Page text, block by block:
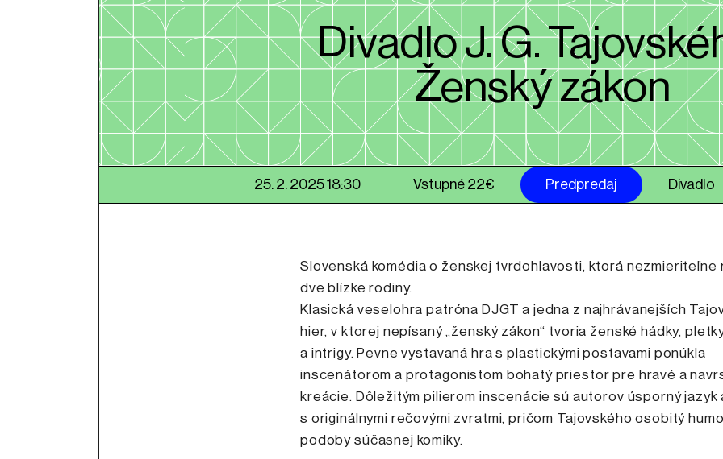
Divadlo J. G.
Ženský zákon
25. 2. 2025 18:30 Vstupné 22€ Predpredaj Divadlo
Slovenská komédia o ženskej tvrdohlavosti, ktorá nezmieriteľne
dve blízke rodiny.
Klasická veselohra patróna DJGT a jedna z najhrávanejších
hier, v ktorej nepísaný „ženský zákon“ tvoria ženské hádky,
a intrigy. Pevne vystavaná hra s plastickými postavami ponúkla
inscenátorom a protagonistom bohatý priestor pre hravé a
kreácie. Dôležitým pilierom inscenácie sú autorov úsporný jazyk
s originálnymi rečovými zvratmi, pričom Tajovského osobitý
podoby súčasnej komiky.